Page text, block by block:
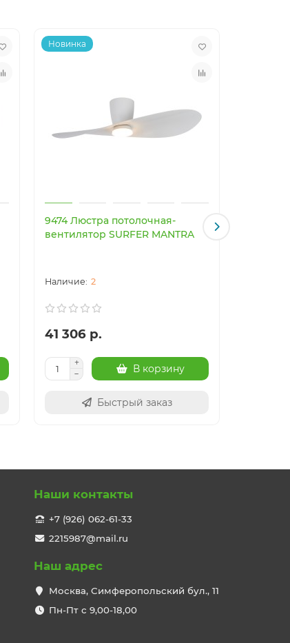
Новинка
9474 Люстра потолочная-
вентилятор SURFER MANTRA
2
41 306 р.
В корзину
Быстрый заказ
Наши контакты
+7 (926) 062-61-33
2215987@mail.ru
Наш адрес
Москва, Симферопольский бул., 11
Пн-Пт с 9,00-18,00